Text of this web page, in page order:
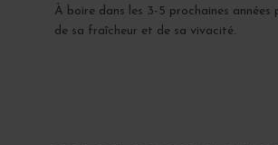
À boire dans les 3-5 prochaines
de sa fraîcheur et de sa vivacité.